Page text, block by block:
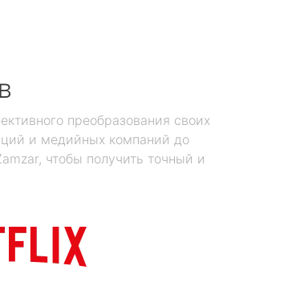
преобразования своих
и медийных компаний до
чтобы получить точный и